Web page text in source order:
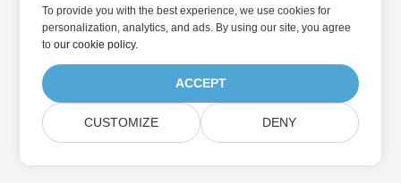
To provide you with the best experience, we use cookies for
personalization, analytics, and ads. By using our site, you agree
toour cookie policy.
ACCEPT
CUSTOMIZE DENY